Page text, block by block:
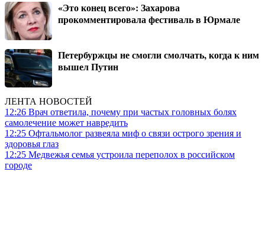
«Это конец всего»: Захарова
прокомментировала фестиваль в Юрмале
Петербуржцы не смогли смолчать, когда к ним
вышел Путин
ЛЕНТА НОВОСТЕЙ
12:26 Врач ответила, почему при частых головных болях
самолечение может навредить
12:25 Офтальмолог развеяла миф о связи острого зрения и
здоровья глаз
12:25 Медвежья семья устроила переполох в российском
городе